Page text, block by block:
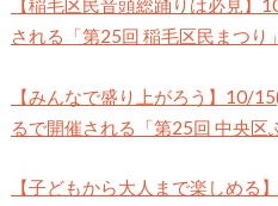
【稲毛区民音頭総踊りは必見
される「第25回 稲毛区民まつり
【みんなで盛り上がろう】10/
るで開催される「第25回 中央区
【子どもから大人まで楽しめる